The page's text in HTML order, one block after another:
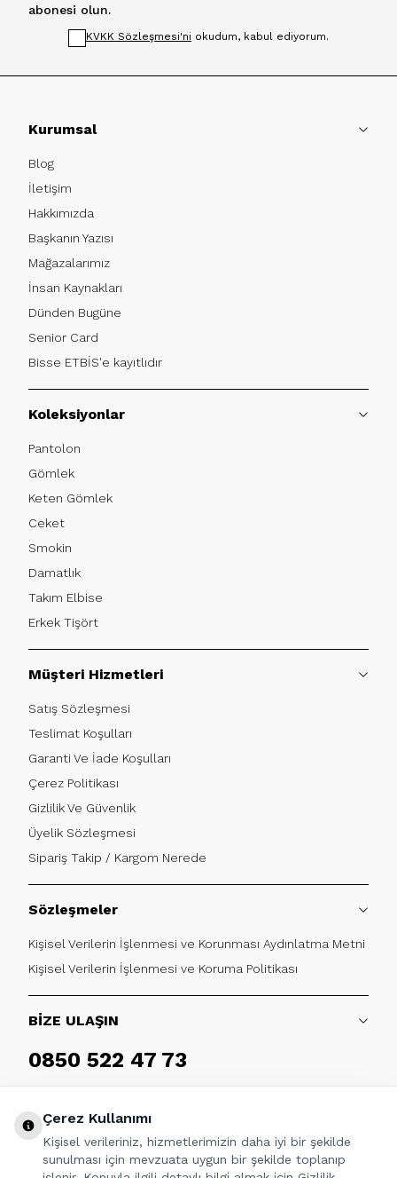
abonesi olun.
KVKK Sözleşmesi'ni okudum, kabul ediyorum.
Kurumsal
Blog
İletişim
Hakkımızda
Başkanın Yazısı
Mağazalarımız
İnsan Kaynakları
Dünden Bugüne
Senior Card
Bisse ETBİS'e kayıtlıdır
Koleksiyonlar
Pantolon
Gömlek
Keten Gömlek
Ceket
Smokin
Damatlık
Takım Elbise
Erkek Tişört
Müşteri Hizmetleri
Satış Sözleşmesi
Teslimat Koşulları
Garanti Ve İade Koşulları
Çerez Politikası
Gizlilik Ve Güvenlik
Üyelik Sözleşmesi
Sipariş Takip / Kargom Nerede
Sözleşmeler
Kişisel Verilerin İşlenmesi ve Korunması Aydınlatma Metni
Kişisel Verilerin İşlenmesi ve Koruma Politikası
BİZE ULAŞIN
0850 522 47 73
Haftaiçi 09:00 - 17:30
Çerez Kullanımı
Kişisel verileriniz, hizmetlerimizin daha iyi bir şekilde
sunulması için mevzuata uygun bir şekilde toplanıp